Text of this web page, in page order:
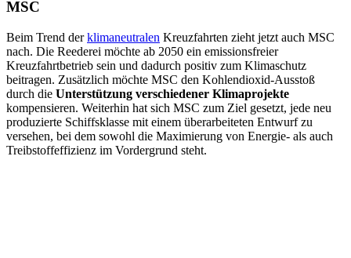
MSC
Beim Trend derklimaneutralen Kreuzfahrten zieht jetzt auch MSC
nach. Die Reederei möchte ab 2050 ein emissionsfreier
Kreuzfahrtbetrieb sein und dadurch positiv zum Klimaschutz
beitragen. Zusätzlich möchte MSC den Kohlendioxid-Ausstoß
durch die Unterstützung verschiedener Klimaprojekte
kompensieren. Weiterhin hat sich MSC zum Ziel gesetzt, jede neu
produzierte Schiffsklasse mit einem überarbeiteten Entwurf zu
versehen, bei dem sowohl die Maximierung von Energie- als auch
Treibstoffeffizienz im Vordergrund steht.